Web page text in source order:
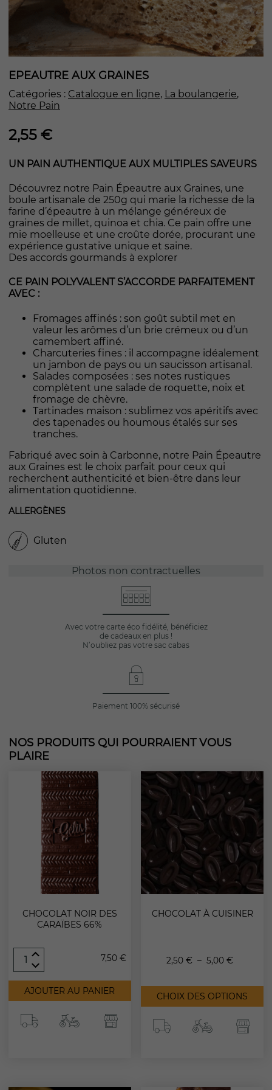
EPEAUTRE AUX GRAINES
Catégories : Catalogue en ligne, La boulangerie,
Notre Pain
2,55 €
UN PAIN AUTHENTIQUE AUX MULTIPLES SAVEURS
Découvrez notre Pain Épeautre aux Graines, une
boule artisanale de 250g qui marie la richesse de la
farine d’épeautre à un mélange généreux de
graines de millet, quinoa et chia. Ce pain offre une
mie moelleuse et une croûte dorée, procurant une
expérience gustative unique et saine.
Des accords gourmands à explorer
CE PAIN POLYVALENT S’ACCORDE PARFAITEMENT
AVEC :
Fromages affinés : son goût subtil met en
valeur les arômes d’un brie crémeux ou d’un
camembert affiné.
Charcuteries fines : il accompagne idéalement
un jambon de pays ou un saucisson artisanal.
Salades composées : ses notes rustiques
complètent une salade de roquette, noix et
fromage de chèvre.
Tartinades maison : sublimez vos apéritifs avec
des tapenades ou houmous étalés sur ses
tranches.
Fabriqué avec soin à Carbonne, notre Pain Épeautre
aux Graines est le choix parfait pour ceux qui
recherchent authenticité et bien-être dans leur
alimentation quotidienne.
ALLERGÈNES
Gluten
Photos non contractuelles
Avec votre carte éco fidélité, bénéficiez
de cadeaux en plus !
N’oubliez pas votre sac cabas
Paiement 100% sécurisé
NOS PRODUITS QUI POURRAIENT VOUS
PLAIRE
CHOCOLAT NOIR DES
CARAÏBES 66%
quantité
Chocolat
noir
des
66%
7,50 €
AJOUTER AU PANIER
CHOCOLAT À CUISINER
2,50€ – 5,00€
de
2,50 €
CHOIX DES OPTIONS
a